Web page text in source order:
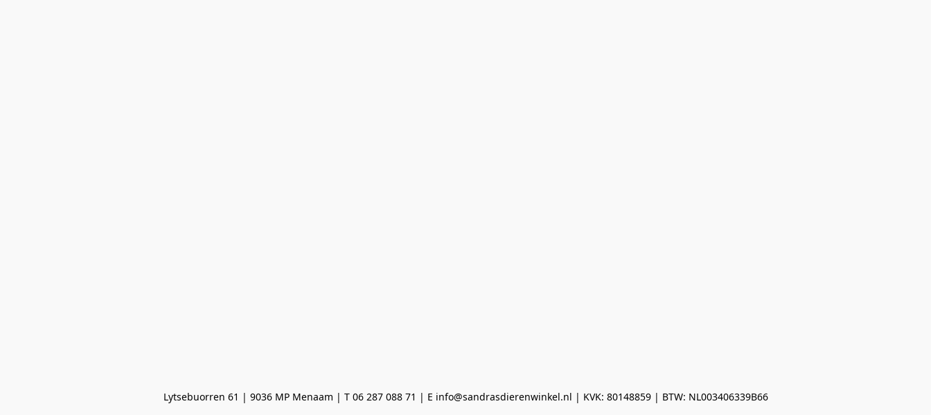
Lytsebuorren 61 | 9036 MP Menaam | T 06 287 088 71 | E info@sandrasdierenwinkel.nl | KVK: 80148859 | BTW: NL003406339B66